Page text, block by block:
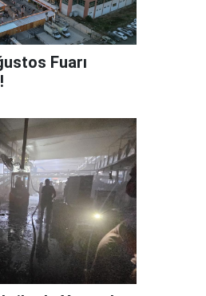
Fuarı